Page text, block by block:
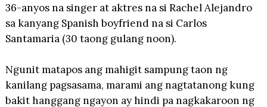
36-anyos na singer at aktres na si Rachel Alejandro
sa kanyang Spanish boyfriend na si Carlos
Santamaria (30 taong gulang noon).
Ngunit matapos ang mahigit sampung taon ng
kanilang pagsasama, marami ang nagtatanong kung
bakit hanggang ngayon ay hindi pa nagkakaroon ng